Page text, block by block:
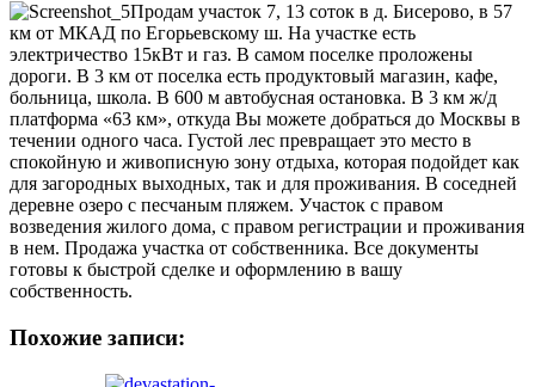
Продам участок 7, 13 соток в д. Бисерово, в 57
км от МКАД по Егорьевскому ш. На участке есть
электричество 15кВт и газ. В самом поселке проложены
дороги. В 3 км от поселка есть продуктовый магазин, кафе,
больница, школа. В 600 м автобусная остановка. В 3 км ж/д
платформа «63 км», откуда Вы можете добраться до Москвы в
течении одного часа. Густой лес превращает это место в
спокойную и живописную зону отдыха, которая подойдет как
для загородных выходных, так и для проживания. В соседней
деревне озеро с песчаным пляжем. Участок с правом
возведения жилого дома, с правом регистрации и проживания
в нем. Продажа участка от собственника. Все документы
готовы к быстрой сделке и оформлению в вашу
собственность.
Похожие записи: